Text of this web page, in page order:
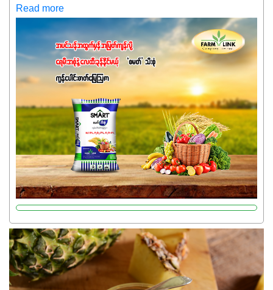
သေးရင်တော့ ဒီစာလေးကို ဆက်ဖတ်‌ပေးပါ #စမတ်သီးစုံဆိုတာ
အပင်တိုင်းအတွက် အဓိကအာဟာရNPK (19:7:8)နဲ့ #ဟူးမစ်
အက်စစ်တို့ အချိုးကျ ပေါင်းစပ်ထားတဲ့ ကွန်ပေါင်း
ဓာတ်မြေဩဇာဖြစ်ပါတယ်။ အဓိကအကျိုးကျေးဇူးတွေအနေနဲ့
ကတော့ နိုက်ထရိုဂျင် 19%ပါဝင်တဲ့အတွက် ကလိုရိုဖီးလ်ဖွဲ့စည်း
မှုကို အားပေးကာ သီးနှံပင်များ၏အရွက်များစိမ်းလန်းသန်စွမ်း
ပြီး အစာချက်လုပ်မှုအားကောင်းစေပါတယ်။ အပင်၏ပင်ပိုင်း
ကြီးထွားမှုကို တိုးမြင့်စေကာ အပင်သန်၍ အကြီးမြန်စေပါတယ်။
သင့်တော်တဲ့ Phosphorus 7%ပါဝင်မှုကြောင့် အပင်ရဲ့ အမြစ်
ဖွဲ့စည်းတည်ဆောက်မှုကို ပို၍သန်မာလာအောင် အားပေးပါ
တယ်။ ဒါ့အပြင် ပန်းပွင့်ခြင်း၊အသီးသီးခြင်း၊အစေ့တည်ခြင်း
လုပ်ငန်းစဉ်များကိုလည်း အားပေးပါတယ်။ လုံလောက်တဲ့
Potassium 8%က အပင်ရဲ့ ရောဂါဒဏ်၊ရာသီဥတုဒဏ်ခံနိုင်ရည်
ရှိမှုကို မြင့်တက်စေပြီး အသီးအရည်အသွေး၊ အရွယ်အစားနဲ့
အရသာ ပိုမိုကောင်းမွန်စေဖို့အတွက် လိုအပ်တဲ့အာဟာရဓာတ်
ဖြစ်ပါတယ်။ ဟူးမစ်အက်စစ်ပါဝင်ပေါင်းစပ်ထားတဲ့အတွက်
အာဟာရဓာတ်စုပ်ယူမှုကောင်းမွန်လာခြင်း၊မြေဆီလွှာဖွဲ့စည်းပုံ
Read more